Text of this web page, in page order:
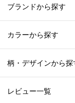
ブランドから探す
カラーから探す
柄・デザインから探
レビュー一覧